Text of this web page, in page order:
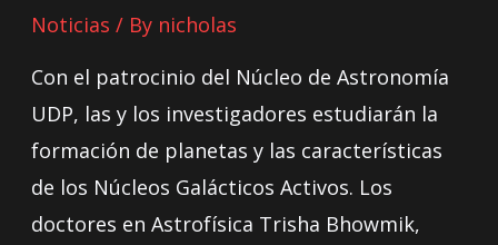
Noticias / By nicholas
Con el patrocinio del Núcleo de Astronomía
UDP, las y los investigadores estudiarán la
formación de planetas y las características
de los Núcleos Galácticos Activos. Los
doctores en Astrofísica Trisha Bhowmik,